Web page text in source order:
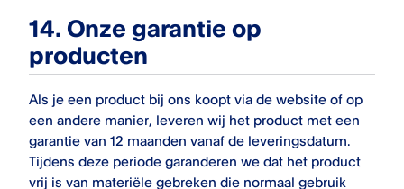
14. Onze garantie op
producten
Als je een product bij ons koopt via de website of op
een andere manier, leveren wij het product met een
garantie van 12 maanden vanaf de leveringsdatum.
Tijdens deze periode garanderen we dat het product
vrij is van materiële gebreken die normaal gebruik